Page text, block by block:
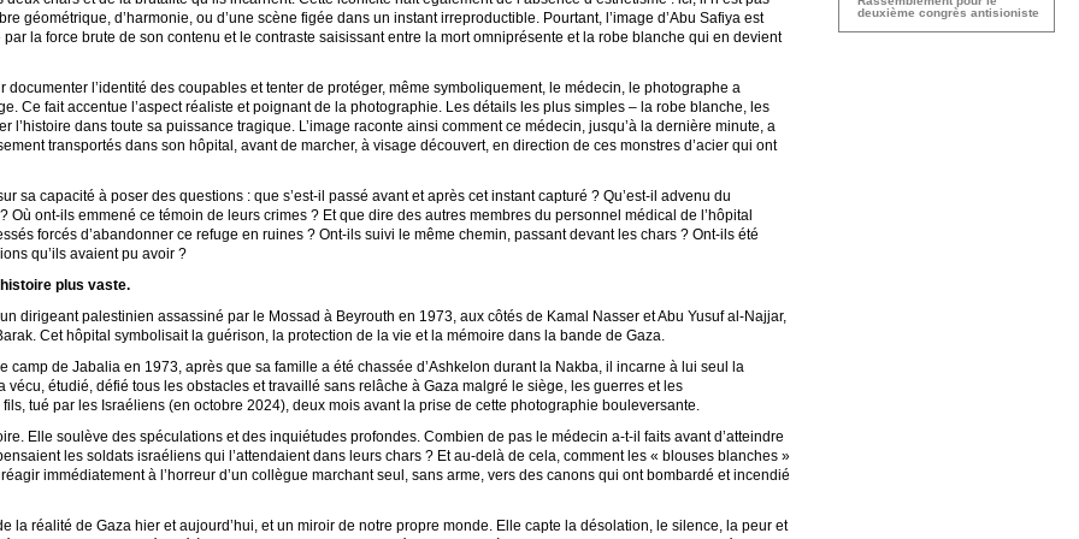
géométrique, d’harmonie, ou d’une scène figée dans un instant irreproductible. Pourtant, l’image d’Abu Safiya est
par la force brute de son contenu et le contraste saisissant entre la mort omniprésente et la robe blanche qui en devient
documenter l’identité des coupables et tenter de protéger, même symboliquement, le médecin, le photographe a
Ce fait accentue l’aspect réaliste et poignant de la photographie. Les détails les plus simples – la robe blanche, les
l’histoire dans toute sa puissance tragique. L’image raconte ainsi comment ce médecin, jusqu’à la dernière minute, a
transportés dans son hôpital, avant de marcher, à visage découvert, en direction de ces monstres d’acier qui ont
sa capacité à poser des questions : que s’est-il passé avant et après cet instant capturé ? Qu’est-il advenu du
Où ont-ils emmené ce témoin de leurs crimes ? Et que dire des autres membres du personnel médical de l’hôpital
forcés d’abandonner ce refuge en ruines ? Ont-ils suivi le même chemin, passant devant les chars ? Ont-ils été
qu’ils avaient pu avoir ?
plus vaste.
dirigeant palestinien assassiné par le Mossad à Beyrouth en 1973, aux côtés de Kamal Nasser et Abu Yusuf al-Najjar,
Cet hôpital symbolisait la guérison, la protection de la vie et la mémoire dans la bande de Gaza.
camp de Jabalia en 1973, après que sa famille a été chassée d’Ashkelon durant la Nakba, il incarne à lui seul la
étudié, défié tous les obstacles et travaillé sans relâche à Gaza malgré le siège, les guerres et les
tué par les Israéliens (en octobre 2024), deux mois avant la prise de cette photographie bouleversante.
Elle soulève des spéculations et des inquiétudes profondes. Combien de pas le médecin a-t-il faits avant d’atteindre
les soldats israéliens qui l’attendaient dans leurs chars ? Et au-delà de cela, comment les « blouses blanches »
immédiatement à l’horreur d’un collègue marchant seul, sans arme, vers des canons qui ont bombardé et incendié
la réalité de Gaza hier et aujourd’hui, et un miroir de notre propre monde. Elle capte la désolation, le silence, la peur et
deuxième congrès antisioniste